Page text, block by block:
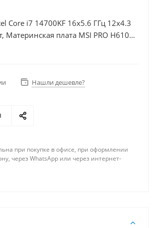
Core i7 14700KF 16x5.6 ГГц 12x4.3
Материнская плата MSI PRO H610M-
RTX 3050 8Гб, Память DDR4 64Gb,
Нашли дешевле?
при покупке в офисе, при оформлении
через WhatsApp или через интернет-